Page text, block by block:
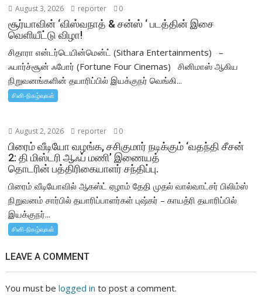
August 3, 2026 reporter 0
சூர்யாவின் ‘விஸ்வநாத் & சன்ஸ் ‘ படத்தின் இசை
வெளியீட்டு விழா!
சிதாரா என்டர்டெயின்மென்ட் (Sithara Entertainments) –
ஃபார்ச்சூன் ஃபோர் (Fortune Four Cinemas) சினிமாஸ் ஆகிய
நிறுவனங்களின் தயாரிப்பில் இயக்குநர் வெங்கி...
சினி-நிகழ்வுகள்
August 2, 2026 reporter 0
பிரைம் வீடியோ வழங்க, சசிகுமார் நடிக்கும் ‘வதந்தி சீசன்
2: தி மிஸ்டரி ஆஃப் மணி’ இணையத்
தொடரின் பத்திரிகையாளர் சந்திப்பு.
பிரைம் வீடியோவில் ஆகஸ்ட் ஏழாம் தேதி முதல் வால்வாட்சர் பிலிம்ஸ்
நிறுவனம் சார்பில் தயாரிப்பாளர்கள் புஷ்கர் – காயத்ரி தயாரிப்பில்
இயக்குநர்...
சினி-நிகழ்வுகள்
LEAVE A COMMENT
You must belogged in to post a comment.